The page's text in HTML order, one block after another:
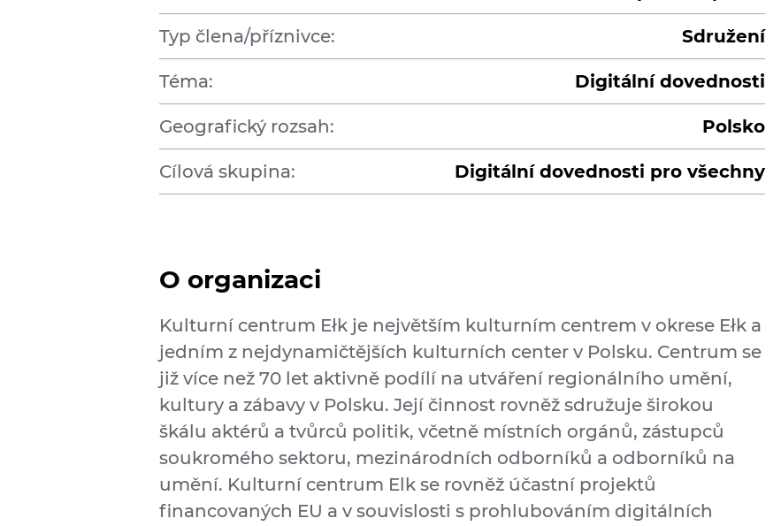
Typ člena/příznivce: Sdružení
Téma: Digitální dovednosti
Geografický rozsah: Polsko
Cílová skupina: Digitální dovednosti pro všechny
O organizaci
Kulturní centrum Ełk je největším kulturním centrem v okrese Ełk a
jedním z nejdynamičtějších kulturních center v Polsku. Centrum se
již více než 70 let aktivně podílí na utváření regionálního umění,
kultury a zábavy v Polsku. Její činnost rovněž sdružuje širokou
škálu aktérů a tvůrců politik, včetně místních orgánů, zástupců
soukromého sektoru, mezinárodních odborníků a odborníků na
umění. Kulturní centrum Elk se rovněž účastní projektů
financovaných EU a v souvislosti s prohlubováním digitálních